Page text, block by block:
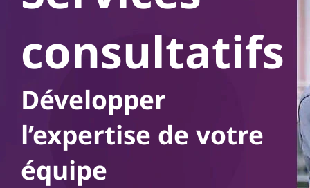
consultatifs
Développer
l’expertise de votre
équipe